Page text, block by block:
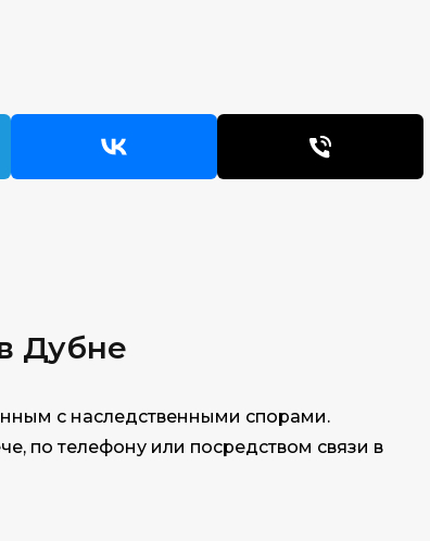
Дубне
с наследственными спорами.
по телефону или посредством связи в